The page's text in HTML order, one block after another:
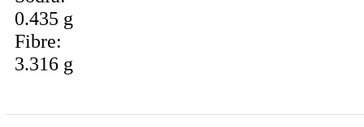
0.435 g
Fibre:
3.316 g